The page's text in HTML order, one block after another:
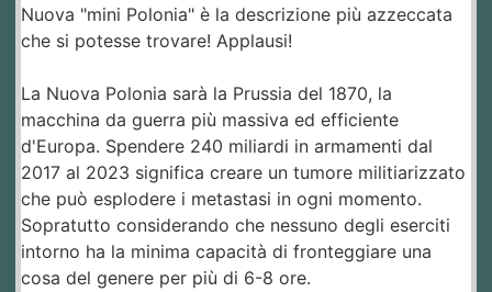
Nuova "mini Polonia" è la descrizione più azzeccata
che si potesse trovare! Applausi!
La Nuova Polonia sarà la Prussia del 1870, la
macchina da guerra più massiva ed efficiente
d'Europa. Spendere 240 miliardi in armamenti dal
2017 al 2023 significa creare un tumore militiarizzato
che può esplodere i metastasi in ogni momento.
Sopratutto considerando che nessuno degli eserciti
intorno ha la minima capacità di fronteggiare una
cosa del genere per più di 6-8 ore.